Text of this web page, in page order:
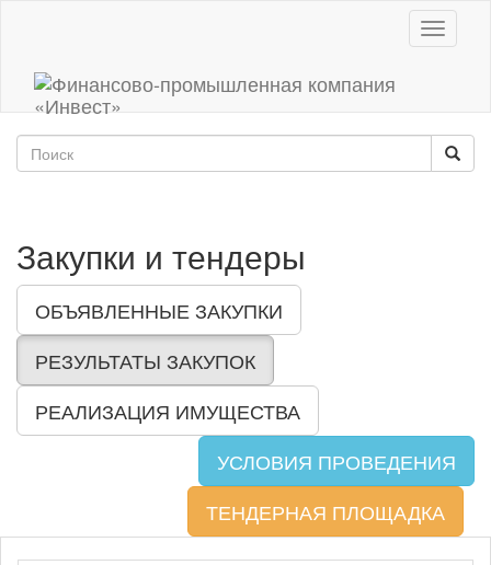
Toggle
Закупки и тендеры
ОБЪЯВЛЕННЫЕ ЗАКУПКИ
РЕЗУЛЬТАТЫ ЗАКУПОК
РЕАЛИЗАЦИЯ ИМУЩЕСТВА
УСЛОВИЯ ПРОВЕДЕНИЯ
ТЕНДЕРНАЯ ПЛОЩАДКА